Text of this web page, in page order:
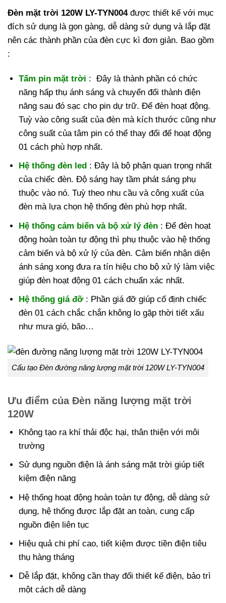
Đèn mặt trời 120W LY-TYN004được thiết kế với mục
đích sử dụng là gọn gàng, dễ dàng sử dụng và lắp đặt
nên các thành phần của đèn cực kì đơn giản. Bao gồm
:
Tấm pin mặt trời : Đây là thành phần có chức
năng hấp thụ ánh sáng và chuyển đổi thành điện
năng sau đó sạc cho pin dự trữ. Để đèn hoạt động.
Tuỳ vào công suất của đèn mà kích thước cũng như
công suất của tâm pin có thể thay đổi để hoạt động
01 cách phù hợp nhất.
Hệ thống đèn led : Đây là bộ phận quan trọng nhất
của chiếc đèn. Độ sáng hay tầm phát sáng phụ
thuộc vào nó. Tuỳ theo nhu cầu và công xuất của
đèn mà lựa chọn hệ thống đèn phù hợp nhất.
Hệ thống cảm biến và bộ xử lý đèn : Để đèn hoạt
động hoàn toàn tự động thì phụ thuộc vào hệ thống
cảm biến và bộ xử lý của đèn. Cảm biến nhận diện
ánh sáng xong đưa ra tín hiệu cho bộ xử lý làm việc
giúp đèn hoạt động 01 cách chuẩn xác nhất.
Hệ thống giá đỡ: Phần giá đỡ giúp cố định chiếc
đèn 01 cách chắc chắn không lo gặp thời tiết xấu
như mưa gió, bão…
Cấu tạo Đèn đường năng lượng mặt trời 120W LY-TYN004
Ưu điểm của Đèn năng lượng mặt trời
120W
Không tạo ra khí thải độc hại, thân thiện với môi
trường
Sử dụng nguồn điện là ánh sáng mặt trời giúp tiết
kiệm điện năng
Hệ thống hoạt động hoàn toàn tự động, dễ dàng sử
dụng, hệ thống được lắp đặt an toàn, cung cấp
nguồn điện liên tục
Hiệu quả chi phí cao, tiết kiệm được tiền điện tiêu
thụ hàng tháng
Dễ lắp đặt, không cần thay đổi thiết kế điện, bảo trì
một cách dễ dàng